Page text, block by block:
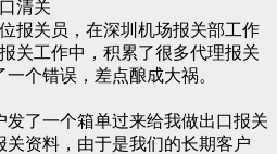
清关
报关员，在深圳机场报关部工作
关工作中，积累了很多代理报关
个错误，差点酿成大祸。
了一个箱单过来给我做出口报关
资料，由于是我们的长期客户